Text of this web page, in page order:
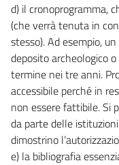
d) il cronoprogramma,
(che verrà tenuta in
stesso). Ad esempio,
deposito archeologico
termine nei tre anni.
accessibile perché in
non essere fattibile. Si
da parte delle
dimostrino
e) la bibliografia